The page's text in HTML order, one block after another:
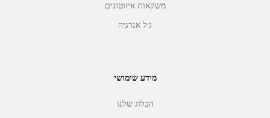
משקאות איזוטונים
ג׳ל אנרגיה
מידע שימושי
הבלוג שלנו